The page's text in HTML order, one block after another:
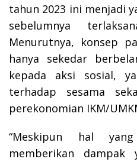
tahun 2023 ini menjadi
sebelumnya
Menurutnya, konsep
hanya sekedar
kepada aksi sosial,
terhadap sesama
perekonomian IKM/
“Meskipun hal
memberikan